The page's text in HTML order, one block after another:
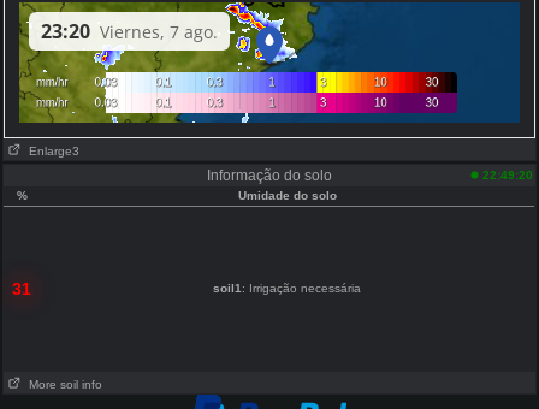
Enlarge3
Informação do solo
22:49:20
%
Umidade do solo
31 soil1 : Irrigação necessária
More soil info